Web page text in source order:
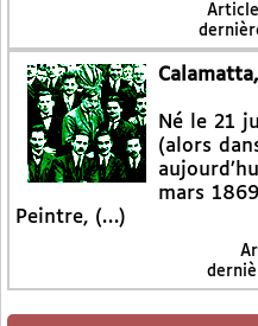
Né le 21
(alors
mars
Peintre, (…)